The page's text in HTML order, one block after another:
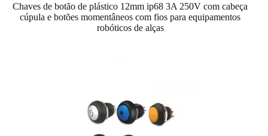
Chaves de botão de plástico 12mm ip68 3A 250V com cabeça
cúpula e botões momentâneos com fios para equipamentos
robóticos de alças